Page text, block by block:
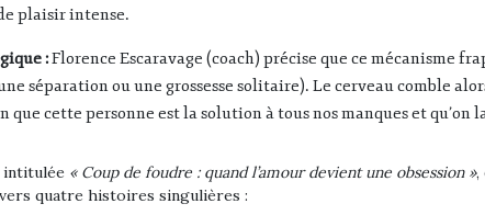
plaisir intense.
:Florence Escaravage (coach) précise que ce mécanisme
séparation ou une grossesse solitaire). Le cerveau comble
que cette personne est la solution à tous nos manques et qu’on
intitulée « Coup de foudre : quand l’amour devient une obsession »,
quatre histoires singulières :